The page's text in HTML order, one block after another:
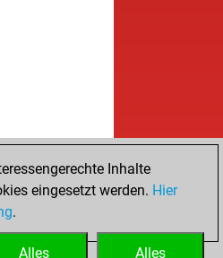
Inhalte
eingesetzt werden. Hier
.
Alles
Alles